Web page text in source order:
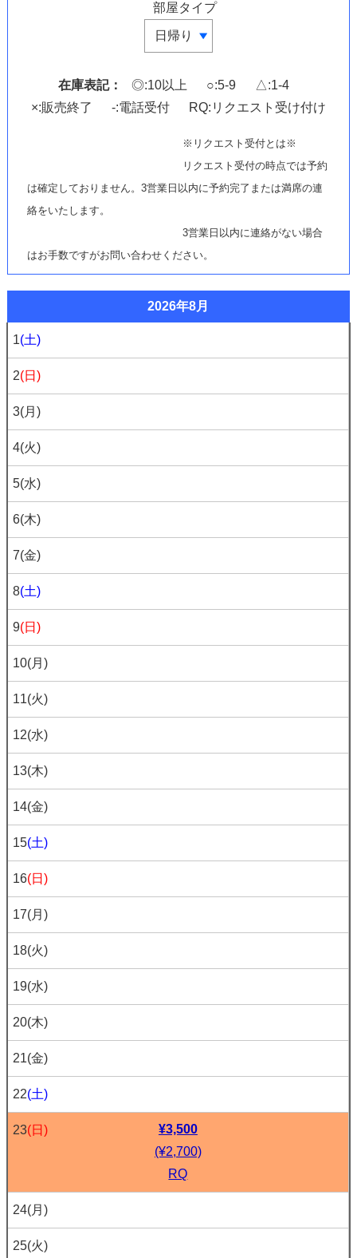
部屋タイプ
在庫表記： ◎:10以上 ○:5-9
△:1-4
×:販売終了
-:電話受付 RQ:リクエスト受け付け
※リクエスト受付とは※
リクエスト受付の時点では予約
は確定しておりません。3営業日以内に予約完了または満席の連
絡をいたします。
3営業日以内に連絡がない場合
はお手数ですがお問い合わせください。
2026年8月
1(土)
2(日)
3(月)
4(火)
5(水)
6(木)
7(金)
8(土)
9(日)
10(月)
11(火)
12(水)
13(木)
14(金)
15(土)
16(日)
17(月)
18(火)
19(水)
20(木)
21(金)
22(土)
23(日)
¥3,500
(¥2,700)
RQ
24(月)
25(火)